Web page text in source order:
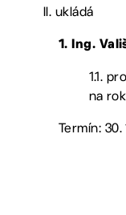
II. ukládá
1. Ing.
1.1.
na
Termín: 30.